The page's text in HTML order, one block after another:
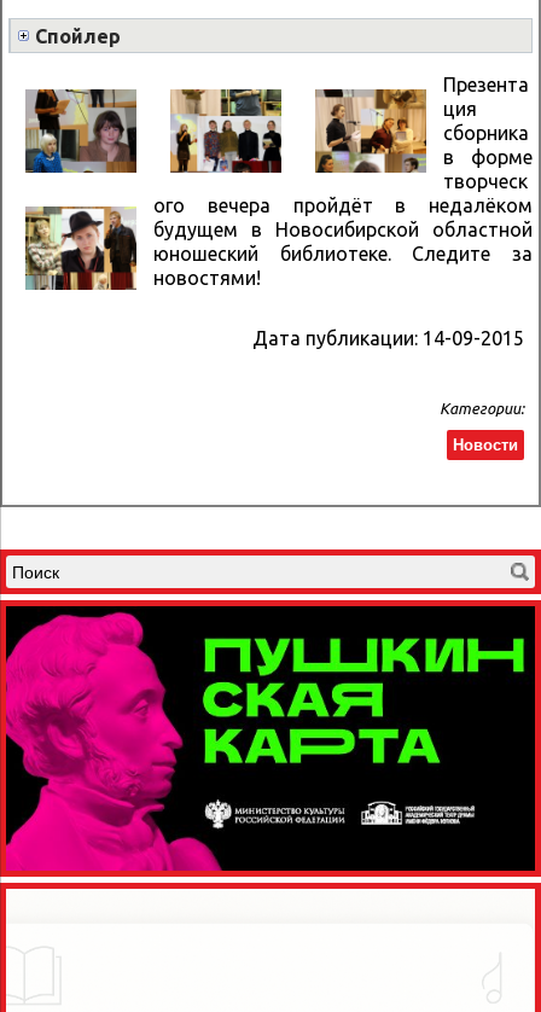
Спойлер
Презента
ция
сборника
в форме
творческ
ого вечера пройдёт в недалёком
будущем в Новосибирской областной
юношеский библиотеке. Следите за
новостями!
Дата публикации: 14-09-2015
Категории:
Новости